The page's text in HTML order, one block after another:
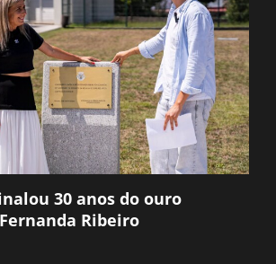
30 anos do ouro
Ribeiro